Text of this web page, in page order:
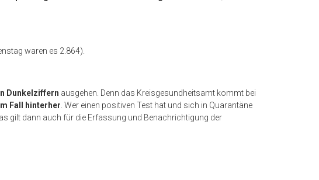
waren es 2.864).
Dunkelziffern ausgehen. Denn das Kreisgesundheitsamt kommt bei
Fall hinterher . Wer einen positiven Test hat und sich in Quarantäne
gilt dann auch für die Erfassung und Benachrichtigung der